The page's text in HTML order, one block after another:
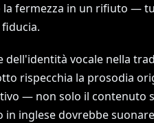
la fermezza in un rifiuto —
dell'identità vocale nella
rispecchia la prosodia
— non solo il contenuto
in inglese dovrebbe